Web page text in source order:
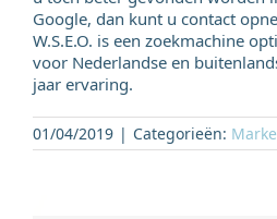
Google, dan kunt u contact
W.S.E.O. is een zoekmachine
voor Nederlandse en
jaar ervaring.
01/04/2019 | Categorieën: